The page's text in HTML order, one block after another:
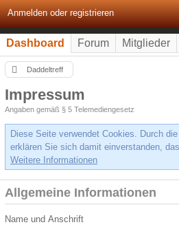
Anmelden oder registrieren
Dashboard Forum Mitglieder
Daddeltreff
Impressum
Angaben gemäß § 5 Telemediengesetz
Diese Seite verwendet Cookies. Durch
erklären Sie sich damit einverstanden,
Weitere Informationen
Allgemeine Informationen
Name und Anschrift